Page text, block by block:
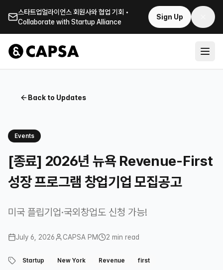
스타트업얼라이언스 회원사와 협업 기회 •
Collaborate with Startup Alliance
Sign Up
Back to Updates
Events
[종료] 2026년 뉴욕 Revenue-First
성장 프로그램 창업기업 모집공고
미국 플립기업·국외창업도 신청 가능!
July 6, 2026 CAPSA PM 2 min read
Startup New York Revenue first